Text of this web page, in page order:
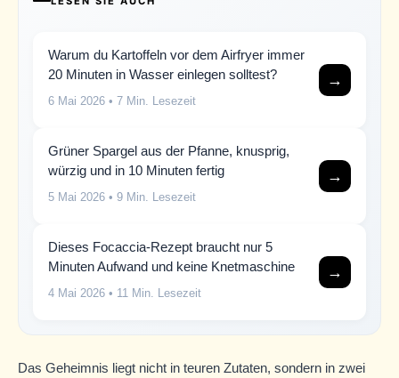
Warum du Kartoffeln vor dem Airfryer immer
20 Minuten in Wasser einlegen solltest?
6 Mai 2026 • 7 Min. Lesezeit
→
Grüner Spargel aus der Pfanne, knusprig,
würzig und in 10 Minuten fertig
5 Mai 2026 • 9 Min. Lesezeit
→
Dieses Focaccia-Rezept braucht nur 5
Minuten Aufwand und keine Knetmaschine
4 Mai 2026 • 11 Min. Lesezeit
→
Das Geheimnis liegt nicht in teuren Zutaten, sondern in zwei